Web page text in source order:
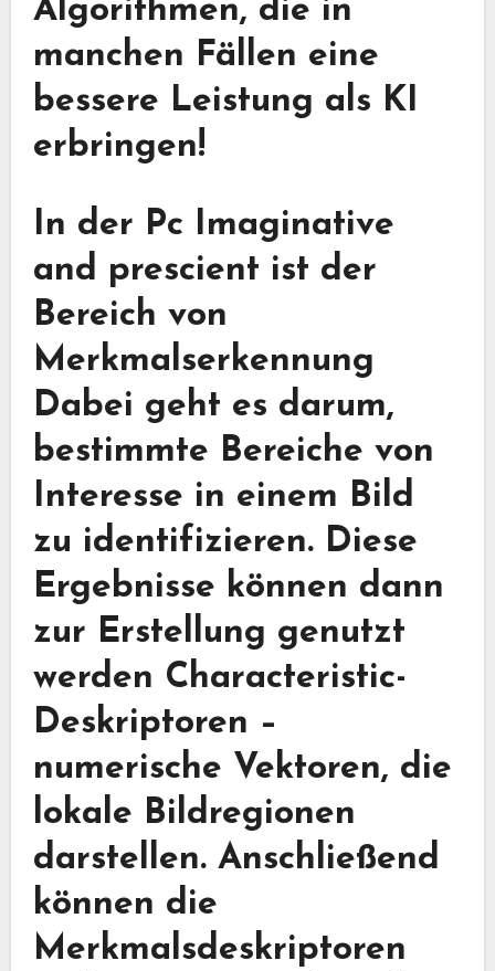
Algorithmen, die in
manchen Fällen eine
bessere Leistung als KI
erbringen!
In der Pc Imaginative
and prescient ist der
Bereich von
Merkmalserkennung
Dabei geht es darum,
bestimmte Bereiche von
Interesse in einem Bild
zu identifizieren. Diese
Ergebnisse können dann
zur Erstellung genutzt
werden Characteristic-
Deskriptoren –
numerische Vektoren, die
lokale Bildregionen
darstellen. Anschließend
können die
Merkmalsdeskriptoren